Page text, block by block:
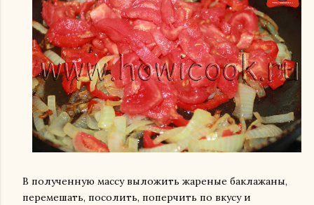
В полученную массу выложить жареные баклажаны,
перемешать, посолить, поперчить по вкусу и